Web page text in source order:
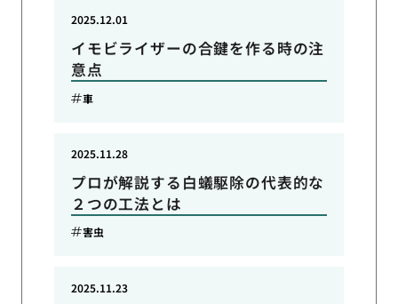
イモビライザーの合鍵を作る時の注
意点
2025.12.01
車
プロが解説する白蟻駆除の代表的な
２つの工法とは
2025.11.28
害虫
2025.11.23